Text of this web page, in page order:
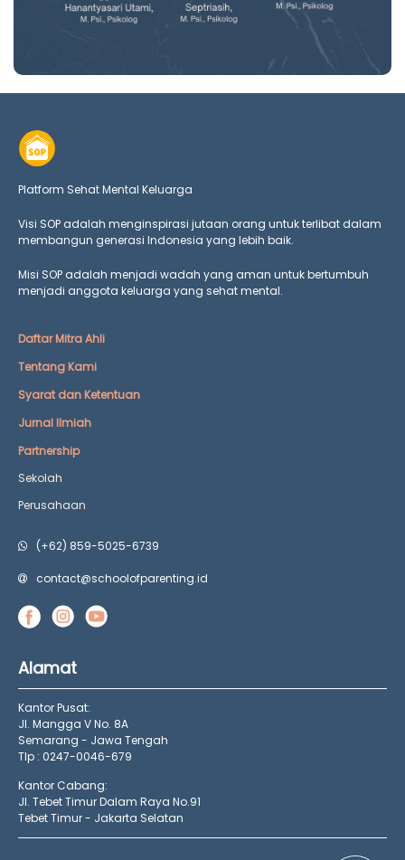
Platform Sehat Mental Keluarga
Visi SOP adalah menginspirasi jutaan orang untuk terlibat dalam
membangun generasi Indonesia yang lebih baik.
Misi SOP adalah menjadi wadah yang aman untuk bertumbuh
menjadi anggota keluarga yang sehat mental.
Daftar Mitra Ahli
Tentang Kami
Syarat dan Ketentuan
Jurnal Ilmiah
Partnership
Sekolah
Perusahaan
(+62) 859-5025-6739
contact@schoolofparenting.id
Alamat
Kantor Pusat:
Jl. Mangga V No. 8A
Semarang - Jawa Tengah
Tlp : 0247-0046-679
Kantor Cabang:
Jl. Tebet Timur Dalam Raya No.91
Tebet Timur - Jakarta Selatan